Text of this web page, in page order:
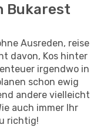
Bukarest
Ausreden, reise
davon, Kos hinter
irgendwo in
schon ewig
andere vielleicht
auch immer Ihr
richtig!